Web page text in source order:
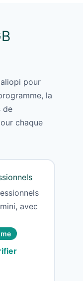
pour
la
de
chaque
avec